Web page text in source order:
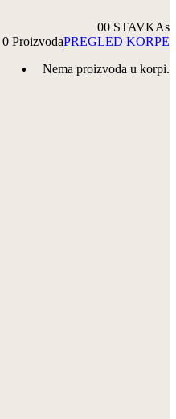
00 STAVKAs
0 ProizvodaPREGLED KORPE
Nema proizvoda u korpi.